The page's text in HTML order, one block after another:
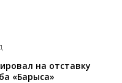
на отставку
«Барыса»